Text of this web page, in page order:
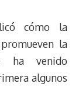
cómo la
la
ha venido
algunos